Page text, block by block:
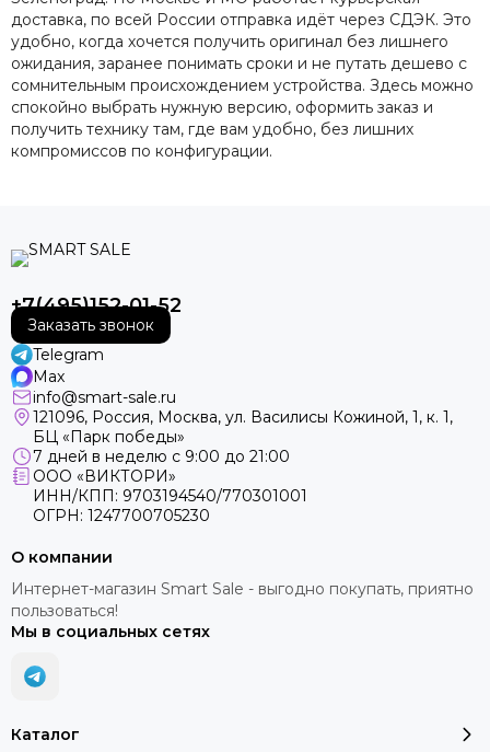
доставка, по всей России отправка идёт через СДЭК. Это
удобно, когда хочется получить оригинал без лишнего
ожидания, заранее понимать сроки и не путать дешево с
сомнительным происхождением устройства. Здесь можно
спокойно выбрать нужную версию, оформить заказ и
получить технику там, где вам удобно, без лишних
компромиссов по конфигурации.
+7(495)152-01-52
Заказать звонок
Telegram
Max
info@smart-sale.ru
121096, Россия, Москва, ул. Василисы Кожиной, 1, к. 1,
БЦ «Парк победы»
7 дней в неделю с 9:00 до 21:00
ООО «ВИКТОРИ»
ИНН/КПП: 9703194540/770301001
ОГРН: 1247700705230
Каталог
О компании
Интернет-магазин Smart Sale - выгодно покупать, приятно
пользоваться!
Мы в социальных сетях